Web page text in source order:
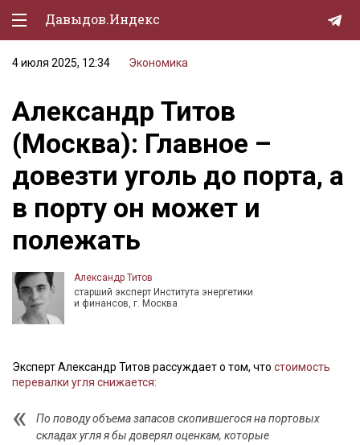
Давыдов.Индекс
Политическая жизнь
Экономика
Природа
Образование
Спорт
Культура
Lifestyle
Мурзилка
4 июля 2025, 12:34 Экономика
Александр Титов
(Москва): Главное –
довезти уголь до порта, а
в порту он может и
полежать
Александр Титов
старший эксперт Института энергетики
и финансов, г. Москва
Эксперт Александр Титов рассуждает о том, что стоимость
перевалки угля снижается:
По поводу объема запасов скопившегося на портовых
складах угля я бы доверял оценкам, которые